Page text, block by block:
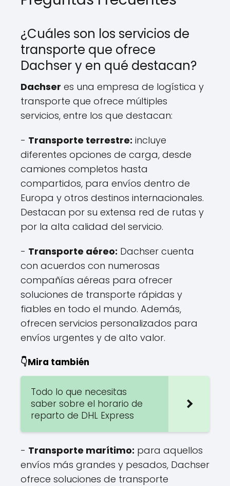
¿Cuáles son los servicios de
transporte que ofrece
Dachser y en qué destacan?
Dachser es una empresa de logística y
transporte que ofrece múltiples
servicios, entre los que destacan:
- Transporte terrestre: incluye
diferentes opciones de carga, desde
camiones completos hasta
compartidos, para envíos dentro de
Europa y otros destinos internacionales.
Destacan por su extensa red de rutas y
por la alta calidad del servicio.
- Transporte aéreo: Dachser cuenta
con acuerdos con numerosas
compañías aéreas para ofrecer
soluciones de transporte rápidas y
fiables en todo el mundo. Además,
ofrecen servicios personalizados para
envíos urgentes y de alto valor.
👇Mira también
Todo lo que necesitas
saber sobre el horario de
reparto de DHL Express
- Transporte marítimo: para aquellos
envíos más grandes y pesados, Dachser
ofrece soluciones de transporte